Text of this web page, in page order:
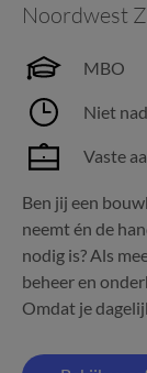
Noordwest
MBO
Niet
Vaste
Ben jij een
neemt én de
nodig is? Als
beheer en
Omdat je